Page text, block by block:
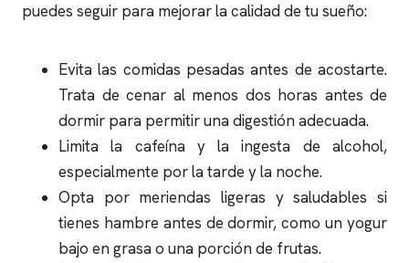
puedes seguir para mejorar la calidad de tu sueño:
Evita las comidas pesadas antes de acostarte.
Trata de cenar al menos dos horas antes de
dormir para permitir una digestión adecuada.
Limita la cafeína y la ingesta de alcohol,
especialmente por la tarde y la noche.
Opta por meriendas ligeras y saludables si
tienes hambre antes de dormir, como un yogur
bajo en grasa o una porción de frutas.